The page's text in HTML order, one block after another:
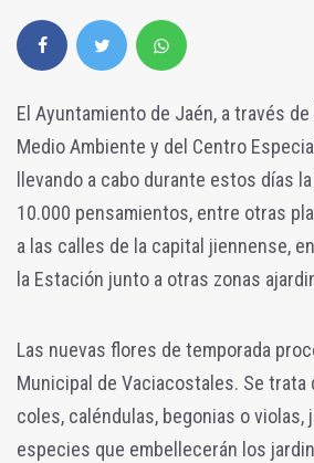
El Ayuntamiento de Jaén, a través
Medio Ambiente y del Centro
llevando a cabo durante estos días
10.000 pensamientos, entre otras
a las calles de la capital jiennense,
la Estación junto a otras zonas
Las nuevas flores de temporada
Municipal de Vaciacostales. Se trata
coles, caléndulas, begonias o violas,
especies que embellecerán los